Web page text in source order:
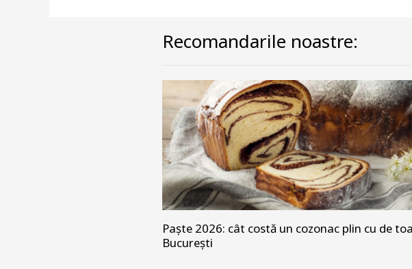
Recomandarile noastre:
Paște 2026: cât costă un cozonac plin cu de
București